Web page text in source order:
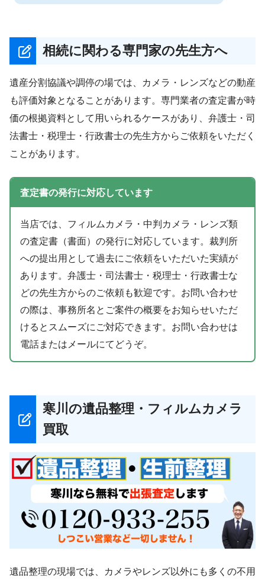
相続に関わる専門家の先生方へ
遺産分割協議や調停の場では、カメラ・レンズなどの動産
も評価対象となることがあります。専門業者の査定書が時
価の根拠資料として用いられるケースがあり、弁護士・司
法書士・税理士・行政書士の先生方からご依頼をいただく
ことがあります。
査定書の発行に対応しています
当店では、フィルムカメラ・中判カメラ・レンズ類
の査定書（書面）の発行に対応しています。裁判所
への提出用として過去にご依頼をいただいた実績が
あります。弁護士・司法書士・税理士・行政書士な
どの先生方からのご依頼も歓迎です。お問い合わせ
の際は、事務所名とご案件の概要をお知らせいただ
けるとスムーズにご対応できます。お問い合わせは
電話またはメールにてどうぞ。
寒川の遺品整理・フィルムカメラ
買取
遺品整理の現場では、カメラやレンズ以外にも多くの不用